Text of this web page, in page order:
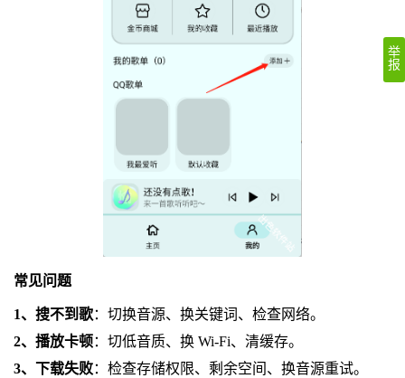
常见问题
1、搜不到歌：切换音源、换关键词、检查网络。
2、播放卡顿：切低音质、换 Wi‑Fi、清缓存。
3、下载失败：检查存储权限、剩余空间、换音源重试。
举
报